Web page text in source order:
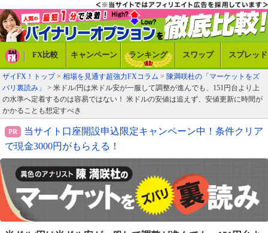
FX比較 キャンペーン ランキング スワップ スプレッド
ザイFX！トップ> 相場を見通す超強力FXコラム > 陳満咲杜の「マーケットをズ
バリ裏読み」
> 米ドル/円は米ドル安が一服して調整が進んでも、151円台より上
の水準へ定着するのは容易ではない！ 米ドルの安値は追えず、安値更新に時間が
かかることも想定すべき
当サイト口座開設申込限定キャンペーン中！条件クリア
で現金3000円がもらえる！